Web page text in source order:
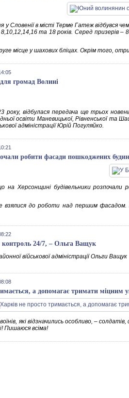
Словенії в місті Терме Гатеж відбувся
8,10,12,14,16 та 18 років. Серед призерів
місце у шахових бліцах. Окрім того,
громад Волині
року, відбулася передача ще трьох
освіти Маневицької, Рівненської та
адміністрації Юрій Погуляйко.
робити фасади пошкоджених
на Херсонщині будівельники розпочали
взялися до роботи над першим
контроль 24/7, – Ольга Ващук
військової адміністрації Ольги Ващук
а допомагає тримати міцним
які відзначились особливо, –
Пишаюся всіма!